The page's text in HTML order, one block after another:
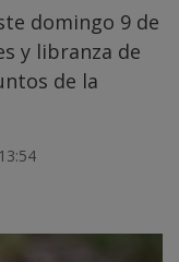
domingo 9 de
y libranza de
de la